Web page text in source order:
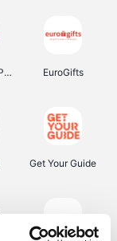
Disneyland Paris EuroGifts
Get Your Guide